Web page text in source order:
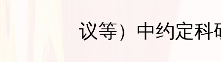
议等）中约定科